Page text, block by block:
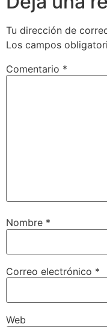
Tu dirección de
Los campos
Comentario *
Nombre *
Correo electrónico *
Web